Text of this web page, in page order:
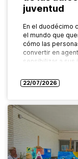
juventud
En el duodécimo
el mundo que
cómo las
convertir en
sensibilizar a sus
22/07/2026